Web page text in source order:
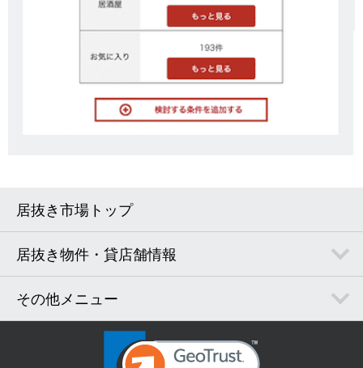
居抜き市場トップ
居抜き物件・貸店舗情報
その他メニュー